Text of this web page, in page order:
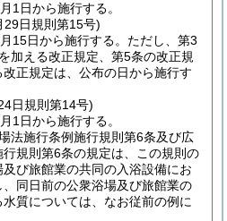
1日から施行する。
29日規則第15号)
15日から施行する。 ただし、第3
加える改正規定、第5条の改正規
正規定は、公布の日から施行す
日規則第14号)
1日から施行する。
法施行条例施行規則第6条及び広
規則第6条の規定は、この規則の
び旅館業の共同の入浴設備にお
同日前の公衆浴場及び旅館業の
質については、なお従前の例に